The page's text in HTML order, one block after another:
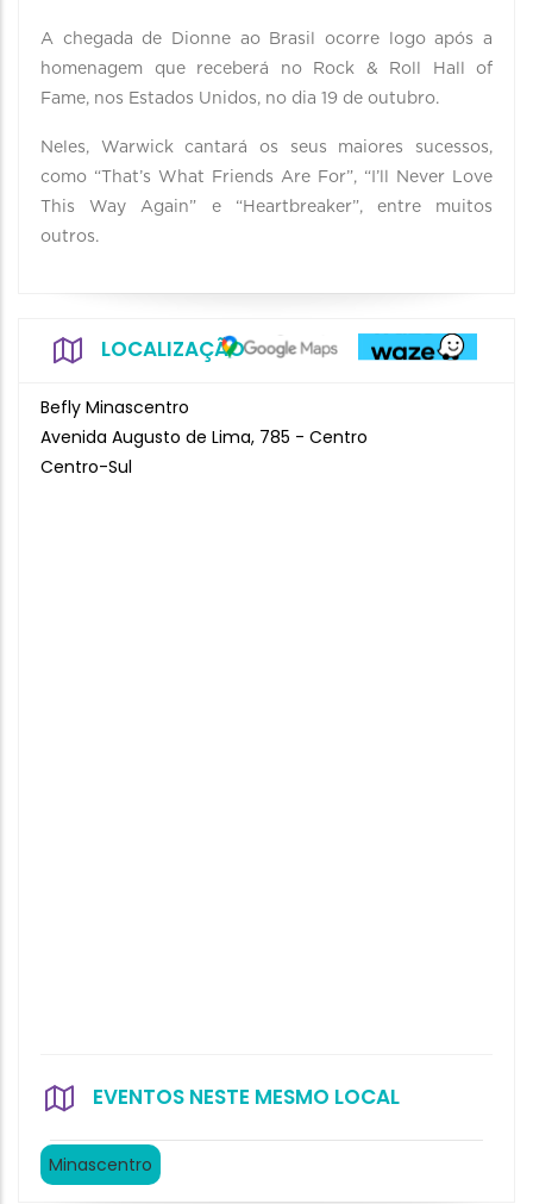
A chegada de Dionne ao Brasil ocorre logo após a
homenagem que receberá no Rock & Roll Hall of
Fame, nos Estados Unidos, no dia 19 de outubro.
Neles, Warwick cantará os seus maiores sucessos,
como “That’s What Friends Are For”, “I’ll Never Love
This Way Again” e “Heartbreaker”, entre muitos
outros.
LOCALIZAÇÃO
Befly Minascentro
Avenida Augusto de Lima, 785 - Centro
Centro-Sul
EVENTOS NESTE MESMO LOCAL
Minascentro